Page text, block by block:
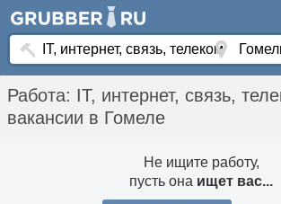
Работа: IT, интернет, связь,
вакансии в Гомеле
Не ищите работу,
пусть она ищет вас...